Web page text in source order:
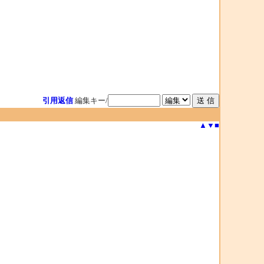
引用返信 編集キー/
▲ ▼ ■